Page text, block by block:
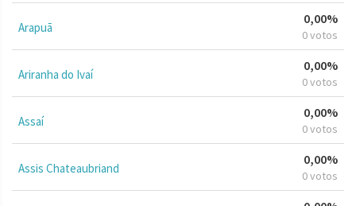
Arapuã
0,00%
0 votos
Ariranha do Ivaí
0,00%
0 votos
Assaí
0,00%
0 votos
Assis Chateaubriand
0,00%
0 votos